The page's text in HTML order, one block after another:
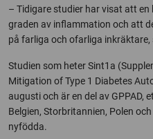
– Tidigare studier har visat att
graden av inflammation och att
på farliga och ofarliga
Studien som heter Sint1a
Mitigation of Type 1 Diabetes
augusti och är en del av GPPAD,
Belgien, Storbritannien, Polen
nyfödda.